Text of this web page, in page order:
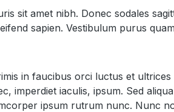
sit amet nibh. Donec sodales
sapien. Vestibulum purus
in faucibus orci luctus et
imperdiet iaculis, ipsum. Sed
ipsum rutrum nunc. Nunc